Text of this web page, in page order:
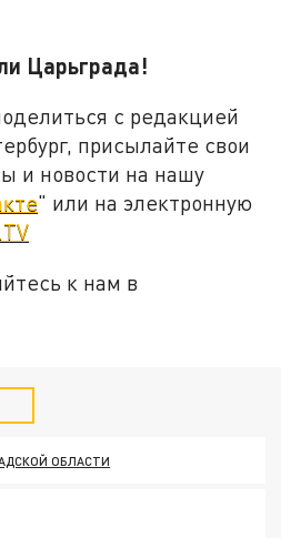
Царьграда!
с редакцией
присылайте свои
и новости на нашу
" или на электронную
к нам в
ОБЛАСТИ